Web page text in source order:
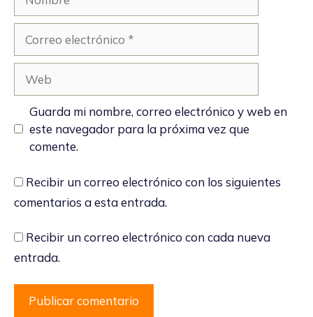
electrónico
Guarda mi nombre, correo electrónico y web en
este navegador para la próxima vez que
comente.
Recibir un correo electrónico con los siguientes
comentarios a esta entrada.
Recibir un correo electrónico con cada nueva
entrada.